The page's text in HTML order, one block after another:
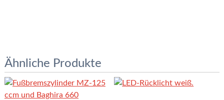
Ähnliche Produkte